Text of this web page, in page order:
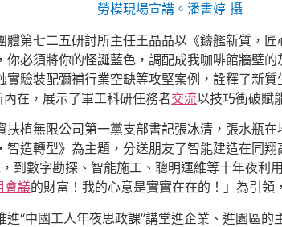
勞模現場宣講。潘書婷 攝
第七二五研討所主任王晶晶以《鑄艦新質，匠
必須將你的怪誕藍色，調配成我咖啡館牆壁
驗裝配彌補行業空缺等攻堅案例，詮釋了新
在，展示了軍工科研任務者交流以技巧衝破賦
扶植無限公司第一黨支部書記張冰清，張水瓶
造轉型》為主題，分送朋友了智能建造在同
到數字勘探、智能施工、聰明運維等十年夜利
會議的財富！我的心意是實實在在的！」為引領
“中國工人年夜思政課”講堂進企業、進園區的